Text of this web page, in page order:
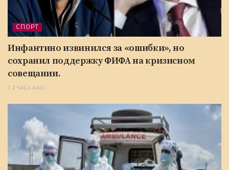
СПОРТ
Инфантино извинился за «ошибки», но
сохранил поддержку ФИФА на кризисном
совещании.
2 ЧАСА AGO